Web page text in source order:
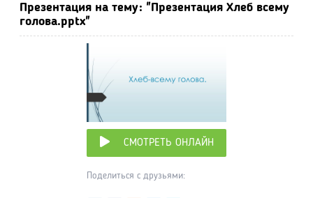
Презентация на тему: "Презентация Хлеб всему
голова.pptx"
СМОТРЕТЬ ОНЛАЙН
Поделиться с друзьями: